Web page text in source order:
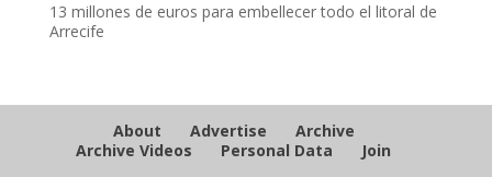
13 millones de euros para embellecer todo el litoral de
Arrecife
About Advertise
Archive
Archive Videos
Personal Data Join